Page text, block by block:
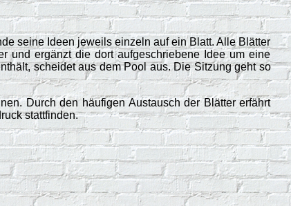
seine Ideen jeweils einzeln auf ein Blatt. Alle Blätter
und ergänzt die dort aufgeschriebene Idee um eine
scheidet aus dem Pool aus. Die Sitzung geht so
Durch den häufigen Austausch der Blätter erfährt
stattfinden.